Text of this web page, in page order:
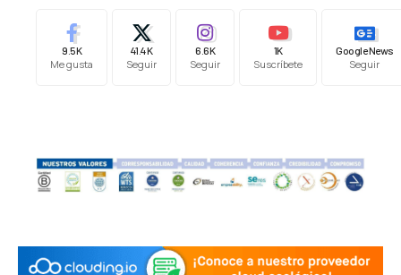
9.5K
Me gusta
41.4K
Seguir
6.6K
Seguir
1K
Suscríbete
Google News
Seguir